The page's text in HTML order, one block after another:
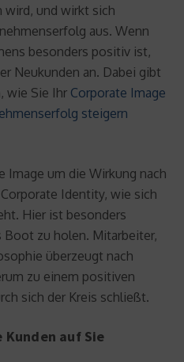
wird, und wirkt sich
aus. Wenn
besonders positiv ist,
Neukunden an. Dabei gibt
wie Sie Ihr Corporate Image
steigern
Image um die Wirkung nach
Identity, wie sich
Hier ist besonders
zu holen. Mitarbeiter,
überzeugt nach
zu einem positiven
sich der Kreis schließt.
auf Sie